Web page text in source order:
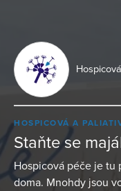
HOSPICOVÁ A
Staňte se
Hospicová péče je tu
doma. Mnohdy jsou